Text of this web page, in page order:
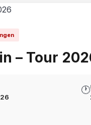
– Tour
🕐